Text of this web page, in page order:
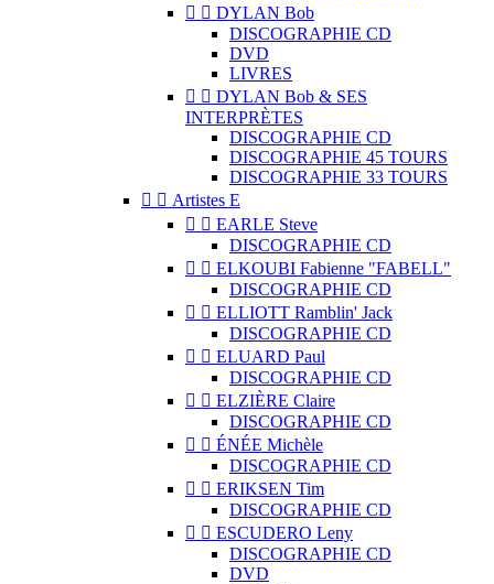
  DYLAN Bob
DISCOGRAPHIE CD
DVD
LIVRES
  DYLAN Bob & SES
INTERPRÈTES
DISCOGRAPHIE CD
DISCOGRAPHIE 45 TOURS
DISCOGRAPHIE 33 TOURS
  Artistes E
  EARLE Steve
DISCOGRAPHIE CD
  ELKOUBI Fabienne "FABELL"
DISCOGRAPHIE CD
  ELLIOTT Ramblin' Jack
DISCOGRAPHIE CD
  ELUARD Paul
DISCOGRAPHIE CD
  ELZIÈRE Claire
DISCOGRAPHIE CD
  ÉNÉE Michèle
DISCOGRAPHIE CD
  ERIKSEN Tim
DISCOGRAPHIE CD
  ESCUDERO Leny
DISCOGRAPHIE CD
DVD